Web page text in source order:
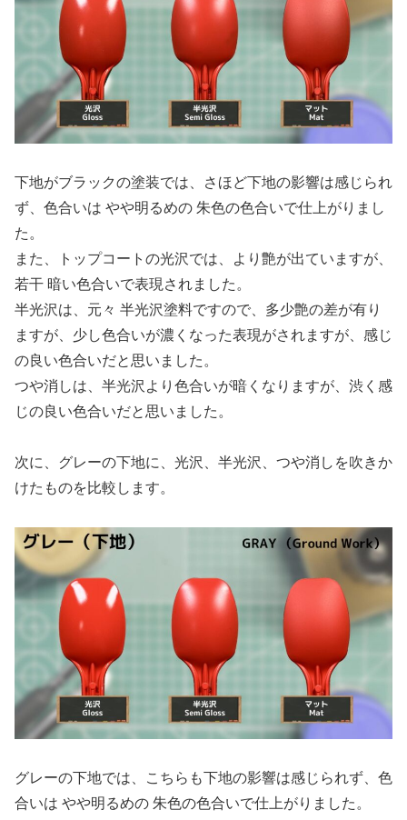
下地がブラックの塗装では、さほど下地の影響は感じられ
ず、色合いは やや明るめの 朱色の色合いで仕上がりまし
た。
また、トップコートの光沢では、より艶が出ていますが、
若干 暗い色合いで表現されました。
半光沢は、元々 半光沢塗料ですので、多少艶の差が有り
ますが、少し色合いが濃くなった表現がされますが、感じ
の良い色合いだと思いました。
つや消しは、半光沢より色合いが暗くなりますが、渋く感
じの良い色合いだと思いました。
次に、グレーの下地に、光沢、半光沢、つや消しを吹きか
けたものを比較します。
グレーの下地では、こちらも下地の影響は感じられず、色
合いは やや明るめの 朱色の色合いで仕上がりました。